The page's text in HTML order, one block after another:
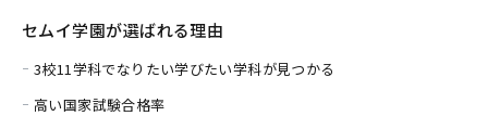
セムイ学園が選ばれる理由
3校11学科でなりたい学びたい学科が見つかる
高い国家試験合格率